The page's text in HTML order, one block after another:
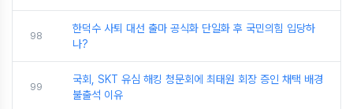
98
한덕수 사퇴 대선 출마 공식화 단일화 후 국민의힘 입당하
나?
99
국회, SKT 유심 해킹 청문회에 최태원 회장 증인 채택 배경
불출석 이유